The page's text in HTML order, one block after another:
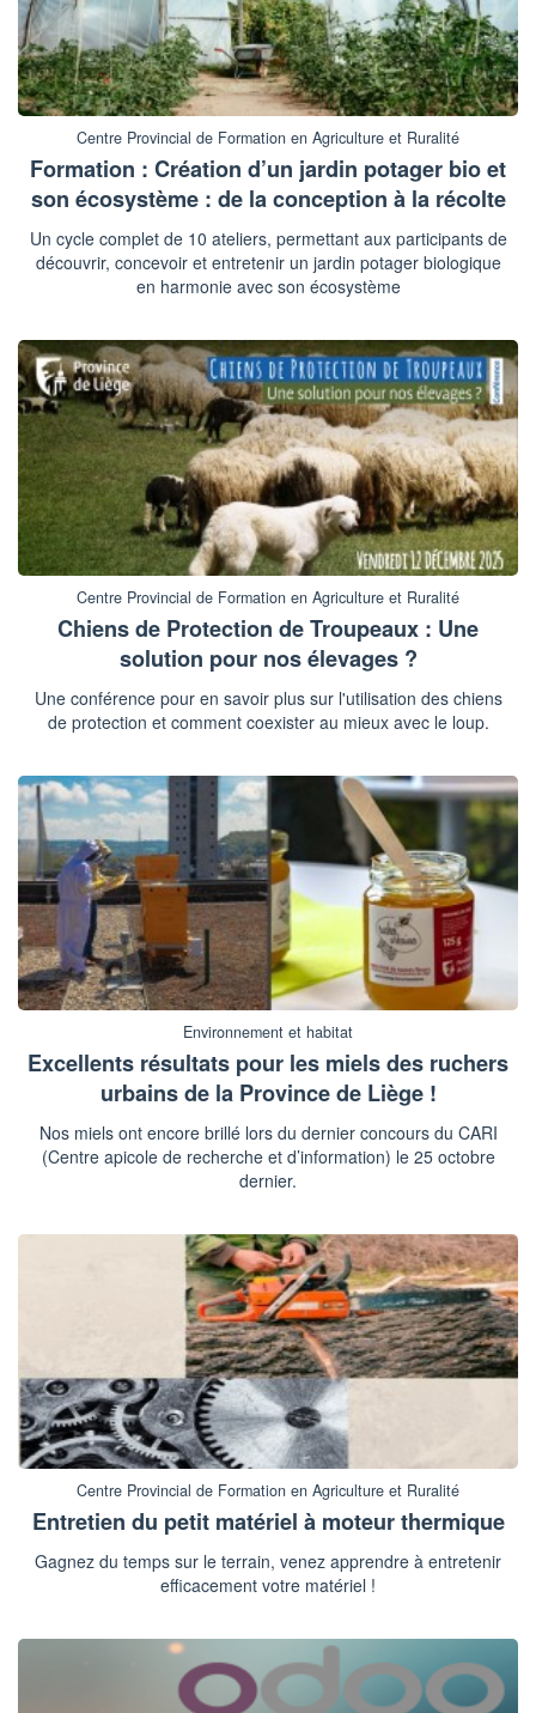
Centre Provincial de Formation en Agriculture et Ruralité
Formation : Création d’un jardin potager bio et
son écosystème : de la conception à la récolte
Un cycle complet de 10 ateliers, permettant aux participants de
découvrir, concevoir et entretenir un jardin potager biologique
en harmonie avec son écosystème
Centre Provincial de Formation en Agriculture et Ruralité
Chiens de Protection de Troupeaux : Une
solution pour nos élevages ?
Une conférence pour en savoir plus sur l'utilisation des chiens
de protection et comment coexister au mieux avec le loup.
Environnement et habitat
Excellents résultats pour les miels des ruchers
urbains de la Province de Liège !
Nos miels ont encore brillé lors du dernier concours du CARI
(Centre apicole de recherche et d’information) le 25 octobre
dernier.
Centre Provincial de Formation en Agriculture et Ruralité
Entretien du petit matériel à moteur thermique
Gagnez du temps sur le terrain, venez apprendre à entretenir
efficacement votre matériel !